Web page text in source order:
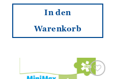
In den
Warenkorb